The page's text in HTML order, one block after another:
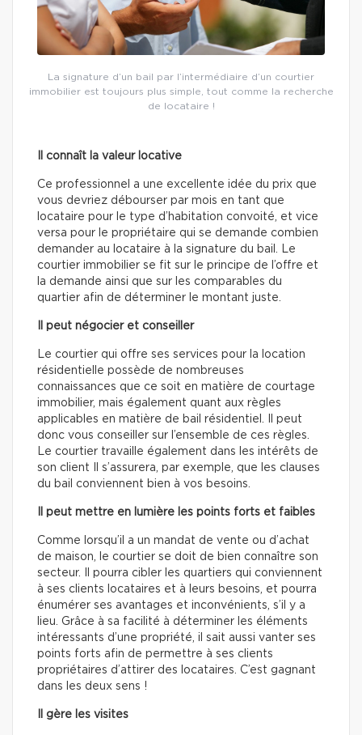
La signature d’un bail par l’intermédiaire d’un courtier
immobilier est toujours plus simple, tout comme la recherche
de locataire !
Il connaît la valeur locative
Ce professionnel a une excellente idée du prix que
vous devriez débourser par mois en tant que
locataire pour le type d’habitation convoité, et vice
versa pour le propriétaire qui se demande combien
demander au locataire à la signature du bail. Le
courtier immobilier se fit sur le principe de l’offre et
la demande ainsi que sur les comparables du
quartier afin de déterminer le montant juste.
Il peut négocier et conseiller
Le courtier qui offre ses services pour la location
résidentielle possède de nombreuses
connaissances que ce soit en matière de courtage
immobilier, mais également quant aux règles
applicables en matière de bail résidentiel. Il peut
donc vous conseiller sur l’ensemble de ces règles.
Le courtier travaille également dans les intérêts de
son client Il s’assurera, par exemple, que les clauses
du bail conviennent bien à vos besoins.
Il peut mettre en lumière les points forts et faibles
Comme lorsqu’il a un mandat de vente ou d’achat
de maison, le courtier se doit de bien connaître son
secteur. Il pourra cibler les quartiers qui conviennent
à ses clients locataires et à leurs besoins, et pourra
énumérer ses avantages et inconvénients, s’il y a
lieu. Grâce à sa facilité à déterminer les éléments
intéressants d’une propriété, il sait aussi vanter ses
points forts afin de permettre à ses clients
propriétaires d’attirer des locataires. C’est gagnant
dans les deux sens !
Il gère les visites